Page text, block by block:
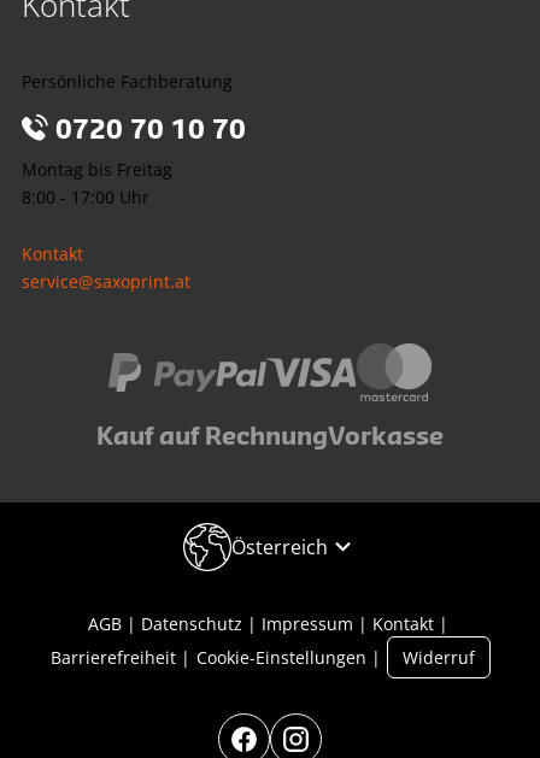
Persönliche Fachberatung
0720 70 10 70
Montag bis Freitag
8:00 - 17:00 Uhr
Kontakt
service@saxoprint.at
Kauf auf RechnungVorkasse
Österreich
AGB Datenschutz Impressum
Kontakt
Barrierefreiheit
Cookie-Einstellungen Widerruf